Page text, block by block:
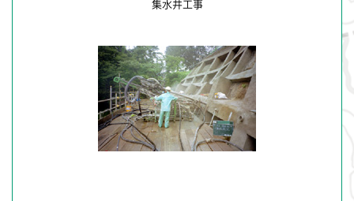
集水井工事